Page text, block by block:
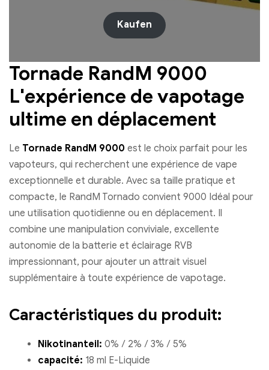
Kaufen
Tornade RandM 9000
L'expérience de vapotage
ultime en déplacement
Le Tornade RandM 9000 est le choix parfait pour les
vapoteurs, qui recherchent une expérience de vape
exceptionnelle et durable. Avec sa taille pratique et
compacte, le RandM Tornado convient 9000 Idéal pour
une utilisation quotidienne ou en déplacement. Il
combine une manipulation conviviale, excellente
autonomie de la batterie et éclairage RVB
impressionnant, pour ajouter un attrait visuel
supplémentaire à toute expérience de vapotage.
Caractéristiques du produit:
Nikotinanteil: 0% / 2% / 3% / 5%
capacité: 18 ml E-Liquide